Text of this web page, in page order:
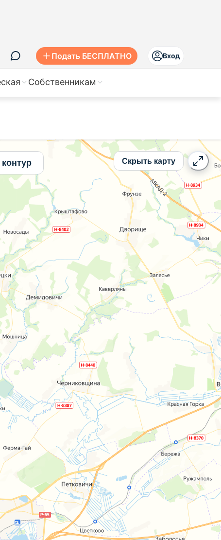
Подать БЕСПЛАТНО Вход
Собственникам
Скрыть карту